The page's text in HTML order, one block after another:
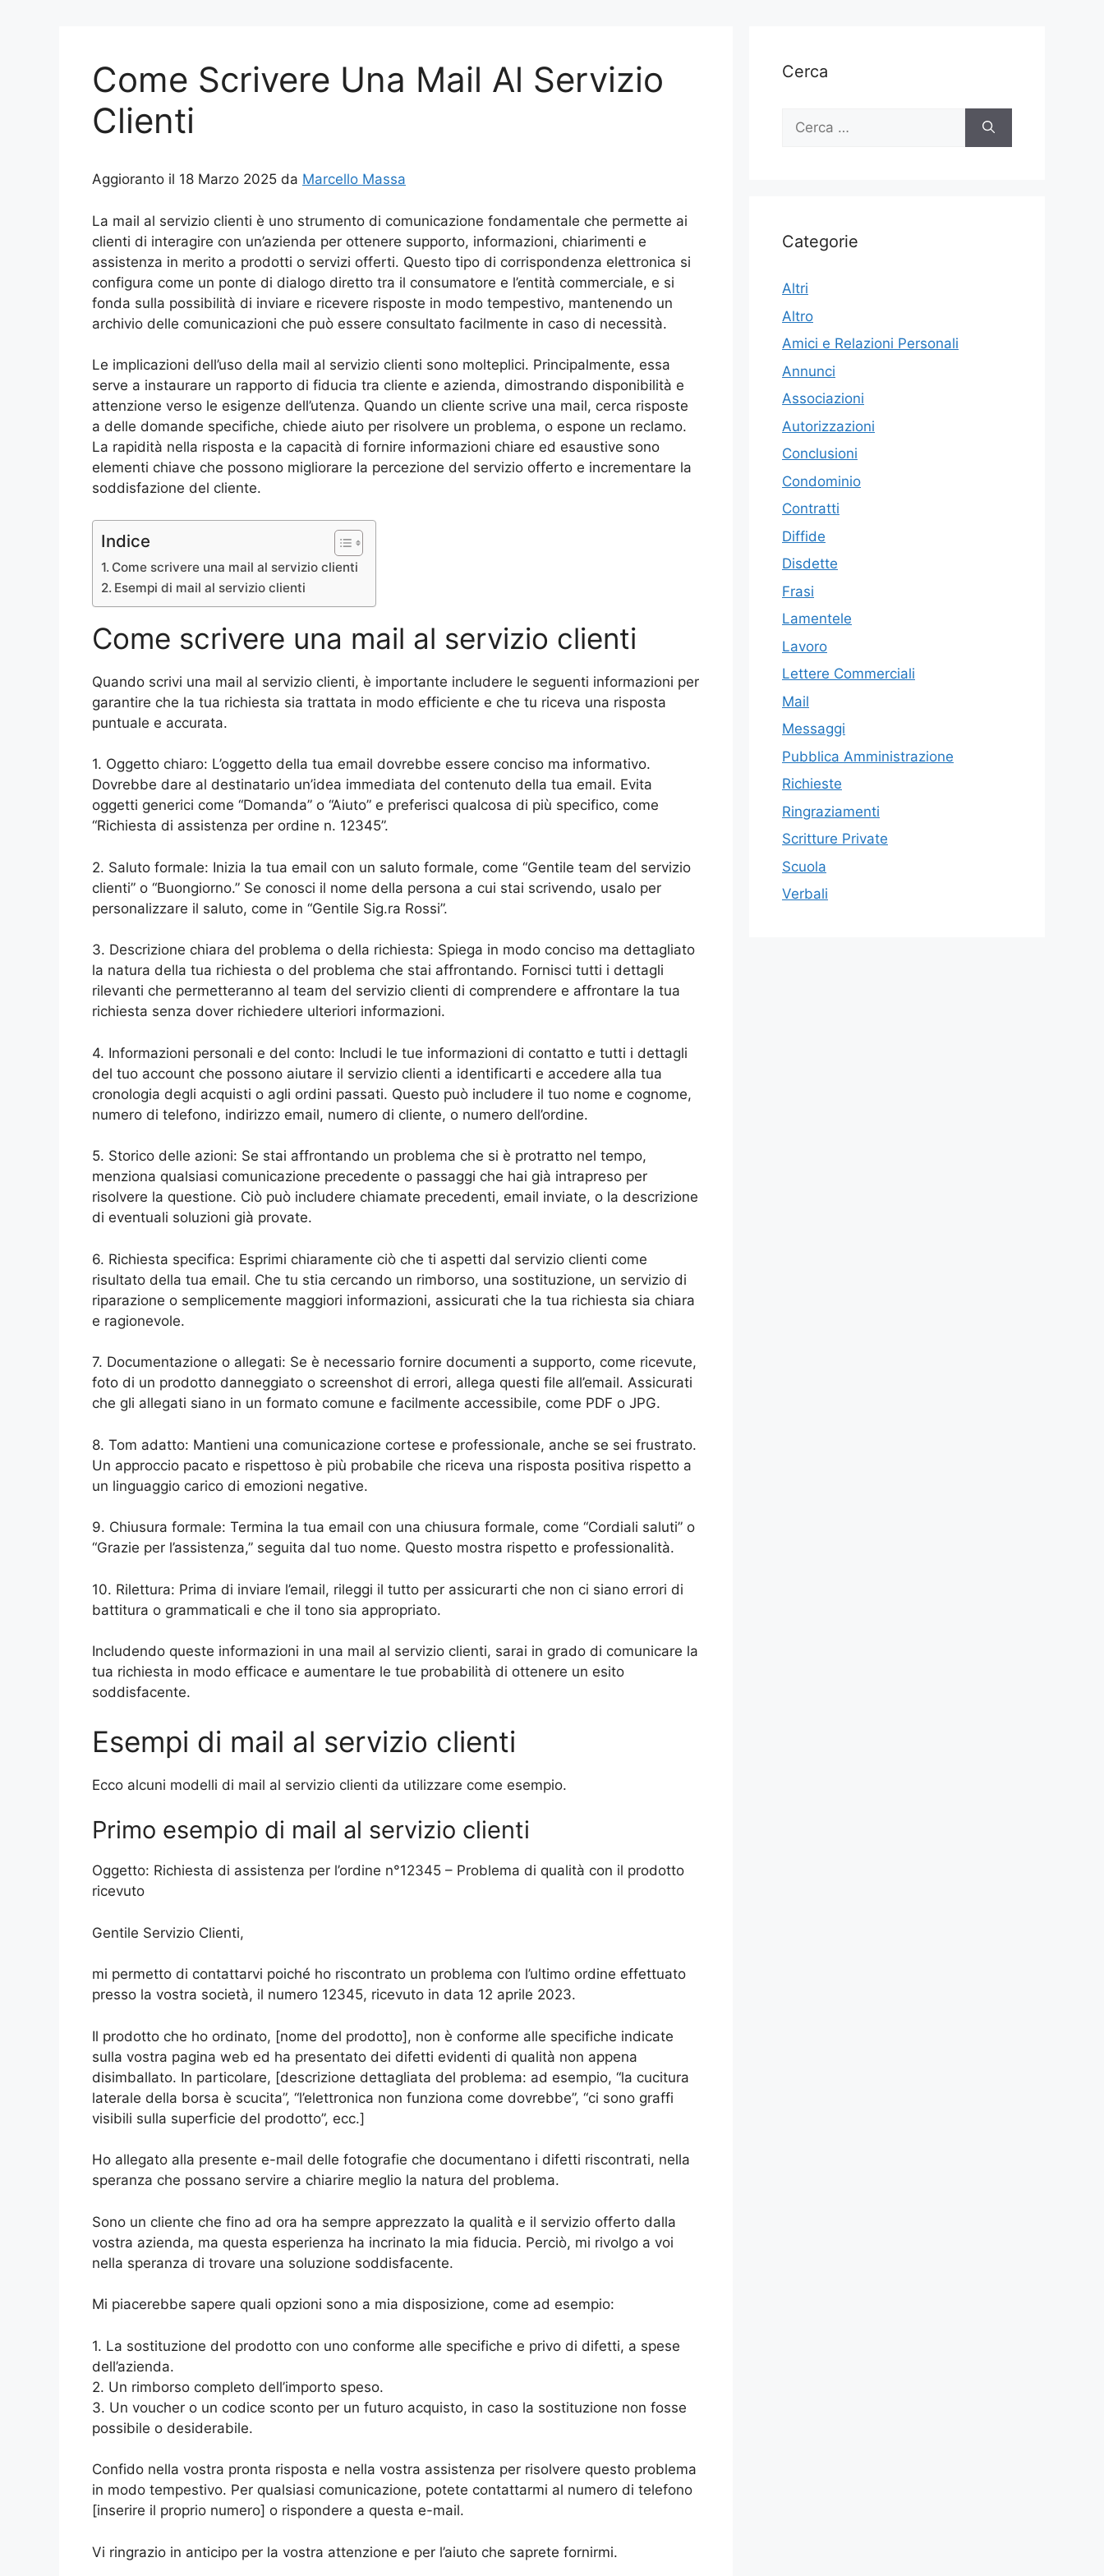
Come Scrivere Una Mail Al Servizio
Clienti
Aggioranto il 18 Marzo 2025 da Marcello Massa
La mail al servizio clienti è uno strumento di comunicazione fondamentale che permette ai
clienti di interagire con un’azienda per ottenere supporto, informazioni, chiarimenti e
assistenza in merito a prodotti o servizi offerti. Questo tipo di corrispondenza elettronica si
configura come un ponte di dialogo diretto tra il consumatore e l’entità commerciale, e si
fonda sulla possibilità di inviare e ricevere risposte in modo tempestivo, mantenendo un
archivio delle comunicazioni che può essere consultato facilmente in caso di necessità.
Le implicazioni dell’uso della mail al servizio clienti sono molteplici. Principalmente, essa
serve a instaurare un rapporto di fiducia tra cliente e azienda, dimostrando disponibilità e
attenzione verso le esigenze dell’utenza. Quando un cliente scrive una mail, cerca risposte
a delle domande specifiche, chiede aiuto per risolvere un problema, o espone un reclamo.
La rapidità nella risposta e la capacità di fornire informazioni chiare ed esaustive sono
elementi chiave che possono migliorare la percezione del servizio offerto e incrementare la
soddisfazione del cliente.
Indice
Come scrivere una mail al servizio clienti
Esempi di mail al servizio clienti
Come scrivere una mail al servizio clienti
Quando scrivi una mail al servizio clienti, è importante includere le seguenti informazioni per
garantire che la tua richiesta sia trattata in modo efficiente e che tu riceva una risposta
puntuale e accurata.
1. Oggetto chiaro: L’oggetto della tua email dovrebbe essere conciso ma informativo.
Dovrebbe dare al destinatario un’idea immediata del contenuto della tua email. Evita
oggetti generici come “Domanda” o “Aiuto” e preferisci qualcosa di più specifico, come
“Richiesta di assistenza per ordine n. 12345”.
2. Saluto formale: Inizia la tua email con un saluto formale, come “Gentile team del servizio
clienti” o “Buongiorno.” Se conosci il nome della persona a cui stai scrivendo, usalo per
personalizzare il saluto, come in “Gentile Sig.ra Rossi”.
3. Descrizione chiara del problema o della richiesta: Spiega in modo conciso ma dettagliato
la natura della tua richiesta o del problema che stai affrontando. Fornisci tutti i dettagli
rilevanti che permetteranno al team del servizio clienti di comprendere e affrontare la tua
richiesta senza dover richiedere ulteriori informazioni.
4. Informazioni personali e del conto: Includi le tue informazioni di contatto e tutti i dettagli
del tuo account che possono aiutare il servizio clienti a identificarti e accedere alla tua
cronologia degli acquisti o agli ordini passati. Questo può includere il tuo nome e cognome,
numero di telefono, indirizzo email, numero di cliente, o numero dell’ordine.
5. Storico delle azioni: Se stai affrontando un problema che si è protratto nel tempo,
menziona qualsiasi comunicazione precedente o passaggi che hai già intrapreso per
risolvere la questione. Ciò può includere chiamate precedenti, email inviate, o la descrizione
di eventuali soluzioni già provate.
6. Richiesta specifica: Esprimi chiaramente ciò che ti aspetti dal servizio clienti come
risultato della tua email. Che tu stia cercando un rimborso, una sostituzione, un servizio di
riparazione o semplicemente maggiori informazioni, assicurati che la tua richiesta sia chiara
e ragionevole.
7. Documentazione o allegati: Se è necessario fornire documenti a supporto, come ricevute,
foto di un prodotto danneggiato o screenshot di errori, allega questi file all’email. Assicurati
che gli allegati siano in un formato comune e facilmente accessibile, come PDF o JPG.
8. Tom adatto: Mantieni una comunicazione cortese e professionale, anche se sei frustrato.
Un approccio pacato e rispettoso è più probabile che riceva una risposta positiva rispetto a
un linguaggio carico di emozioni negative.
9. Chiusura formale: Termina la tua email con una chiusura formale, come “Cordiali saluti” o
“Grazie per l’assistenza,” seguita dal tuo nome. Questo mostra rispetto e professionalità.
10. Rilettura: Prima di inviare l’email, rileggi il tutto per assicurarti che non ci siano errori di
battitura o grammaticali e che il tono sia appropriato.
Includendo queste informazioni in una mail al servizio clienti, sarai in grado di comunicare la
tua richiesta in modo efficace e aumentare le tue probabilità di ottenere un esito
soddisfacente.
Esempi di mail al servizio clienti
Ecco alcuni modelli di mail al servizio clienti da utilizzare come esempio.
Primo esempio di mail al servizio clienti
Oggetto: Richiesta di assistenza per l’ordine n°12345 – Problema di qualità con il prodotto
ricevuto
Gentile Servizio Clienti,
mi permetto di contattarvi poiché ho riscontrato un problema con l’ultimo ordine effettuato
presso la vostra società, il numero 12345, ricevuto in data 12 aprile 2023.
Il prodotto che ho ordinato, [nome del prodotto], non è conforme alle specifiche indicate
sulla vostra pagina web ed ha presentato dei difetti evidenti di qualità non appena
disimballato. In particolare, [descrizione dettagliata del problema: ad esempio, “la cucitura
laterale della borsa è scucita”, “l’elettronica non funziona come dovrebbe”, “ci sono graffi
visibili sulla superficie del prodotto”, ecc.]
Ho allegato alla presente e-mail delle fotografie che documentano i difetti riscontrati, nella
speranza che possano servire a chiarire meglio la natura del problema.
Sono un cliente che fino ad ora ha sempre apprezzato la qualità e il servizio offerto dalla
vostra azienda, ma questa esperienza ha incrinato la mia fiducia. Perciò, mi rivolgo a voi
nella speranza di trovare una soluzione soddisfacente.
Mi piacerebbe sapere quali opzioni sono a mia disposizione, come ad esempio:
1. La sostituzione del prodotto con uno conforme alle specifiche e privo di difetti, a spese
dell’azienda.
2. Un rimborso completo dell’importo speso.
3. Un voucher o un codice sconto per un futuro acquisto, in caso la sostituzione non fosse
possibile o desiderabile.
Confido nella vostra pronta risposta e nella vostra assistenza per risolvere questo problema
in modo tempestivo. Per qualsiasi comunicazione, potete contattarmi al numero di telefono
[inserire il proprio numero] o rispondere a questa e-mail.
Vi ringrazio in anticipo per la vostra attenzione e per l’aiuto che saprete fornirmi.
Cerca
Ricerca
Categorie
Altri
Altro
Amici e Relazioni Personali
Annunci
Associazioni
Autorizzazioni
Conclusioni
Condominio
Contratti
Diffide
Disdette
Frasi
Lamentele
Lavoro
Lettere Commerciali
Mail
Messaggi
Pubblica Amministrazione
Richieste
Ringraziamenti
Scritture Private
Scuola
Verbali